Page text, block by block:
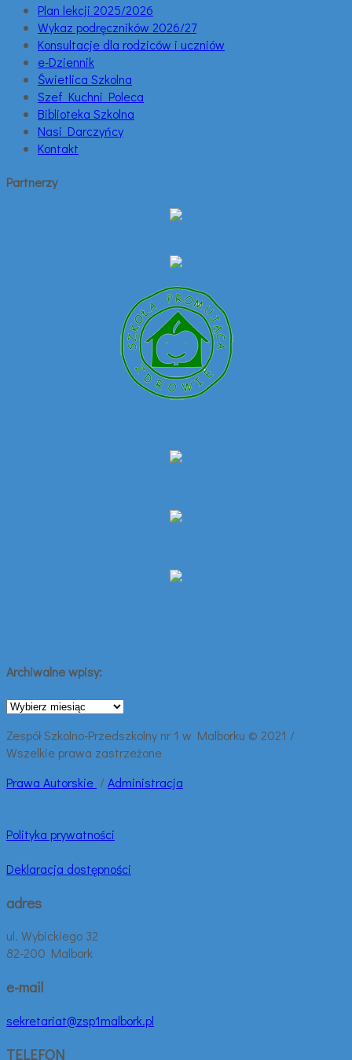
Plan lekcji 2025/2026
Wykaz podręczników 2026/27
Konsultacje dla rodziców i uczniów
e-Dziennik
Świetlica Szkolna
Szef Kuchni Poleca
Biblioteka Szkolna
Nasi Darczyńcy
Kontakt
Partnerzy
Archiwalne wpisy:
Archiwalne
Zespół Szkolno-Przedszkolny nr 1 w Malborku © 2021 /
Wszelkie prawa zastrzeżone
Prawa Autorskie /Administracja
Polityka prywatności
Deklaracja dostępności
adres
ul. Wybickiego 32
82-200 Malbork
e-mail
sekretariat@zsp1malbork.pl
TELEFON